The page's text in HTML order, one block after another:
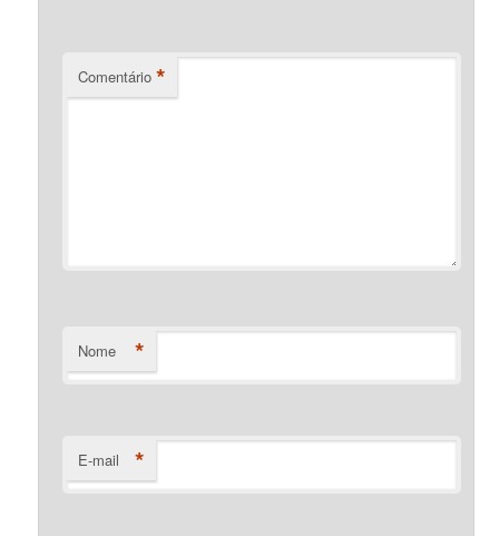
Comentário *
Nome *
E-mail *